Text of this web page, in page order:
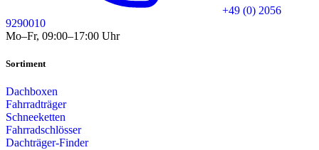
+49 (0) 2056
9290010
Mo–Fr, 09:00–17:00 Uhr
Sortiment
Dachboxen
Fahrradträger
Schneeketten
Fahrradschlösser
Dachträger-Finder